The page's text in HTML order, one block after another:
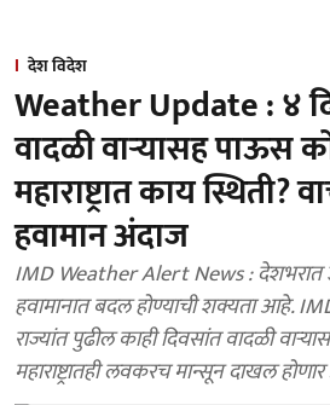
देश विदेश
Weather Update : ४
वादळी वाऱ्यासह पाऊस
महाराष्ट्रात काय स्थिती?
हवामान अंदाज
IMD Weather Alert News : देशभरात
हवामानात बदल होण्याची शक्यता आहे.
राज्यांत पुढील काही दिवसांत वादळी
महाराष्ट्रातही लवकरच मान्सून दाखल